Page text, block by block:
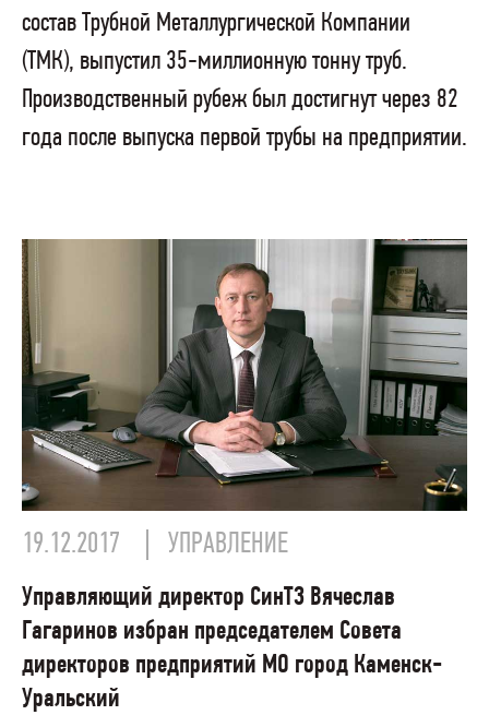
состав Трубной Металлургической Компании
(ТМК), выпустил 35-миллионную тонну труб.
Производственный рубеж был достигнут через 82
года после выпуска первой трубы на предприятии.
19.12.2017 УПРАВЛЕНИЕ
Управляющий директор СинТЗ Вячеслав
Гагаринов избран председателем Совета
директоров предприятий МО город Каменск-
Уральский